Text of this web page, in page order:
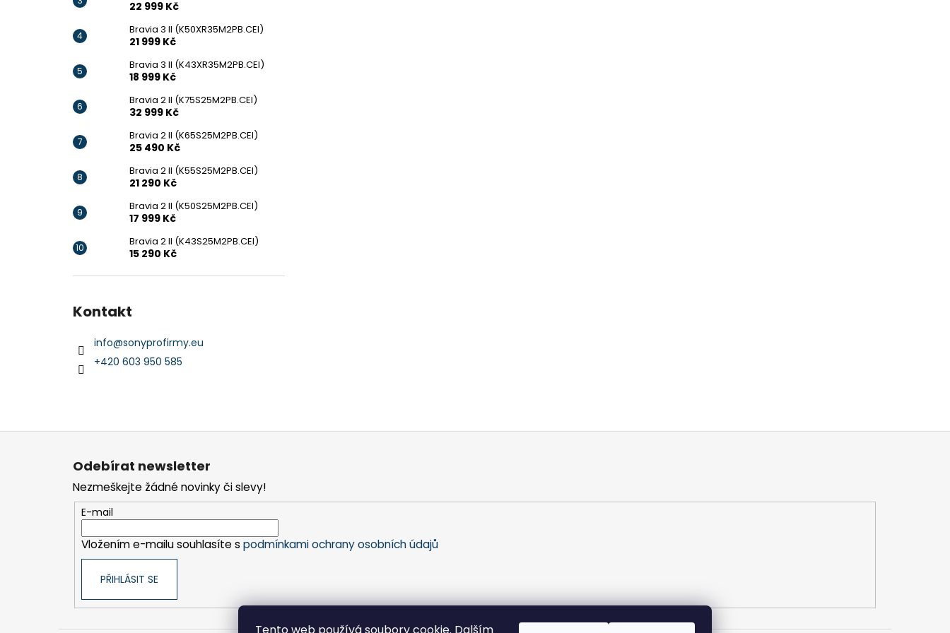
22 999 Kč
Bravia 3 II (K50XR35M2PB.CEI)
21 999 Kč
Bravia 3 II (K43XR35M2PB.CEI)
18 999 Kč
Bravia 2 II (K75S25M2PB.CEI)
32 999 Kč
Bravia 2 II (K65S25M2PB.CEI)
25 490 Kč
Bravia 2 II (K55S25M2PB.CEI)
21 290 Kč
Bravia 2 II (K50S25M2PB.CEI)
17 999 Kč
Bravia 2 II (K43S25M2PB.CEI)
15 290 Kč
Kontakt
info@sonyprofirmy.eu
+420 603 950 585
Odebírat newsletter
Nezmeškejte žádné novinky či slevy!
E-mail
Vložením e-mailu souhlasíte s podmínkami ochrany osobních údajů
PŘIHLÁSIT SE